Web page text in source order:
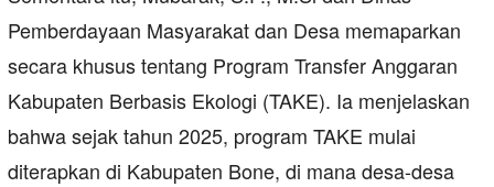
Pemberdayaan Masyarakat dan Desa memaparkan
secara khusus tentang Program Transfer Anggaran
Kabupaten Berbasis Ekologi (TAKE). Ia menjelaskan
bahwa sejak tahun 2025, program TAKE mulai
diterapkan di Kabupaten Bone, di mana desa-desa